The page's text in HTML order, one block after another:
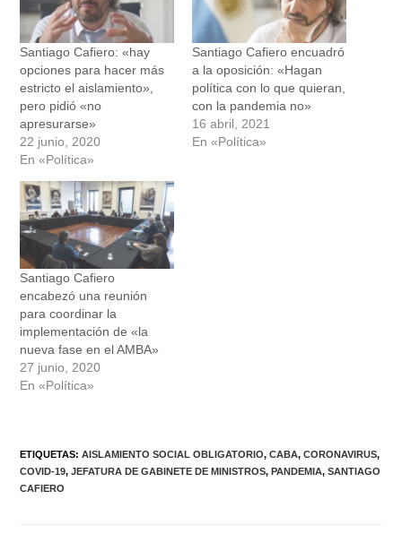
Santiago Cafiero: «hay
opciones para hacer más
estricto el aislamiento»,
pero pidió «no
apresurarse»
22 junio, 2020
En «Política»
Santiago Cafiero encuadró
a la oposición: «Hagan
política con lo que quieran,
con la pandemia no»
16 abril, 2021
En «Política»
Santiago Cafiero
encabezó una reunión
para coordinar la
implementación de «la
nueva fase en el AMBA»
27 junio, 2020
En «Política»
ETIQUETAS:AISLAMIENTO SOCIAL OBLIGATORIO, CABA, CORONAVIRUS,
COVID-19, JEFATURA DE GABINETE DE MINISTROS, PANDEMIA, SANTIAGO
CAFIERO